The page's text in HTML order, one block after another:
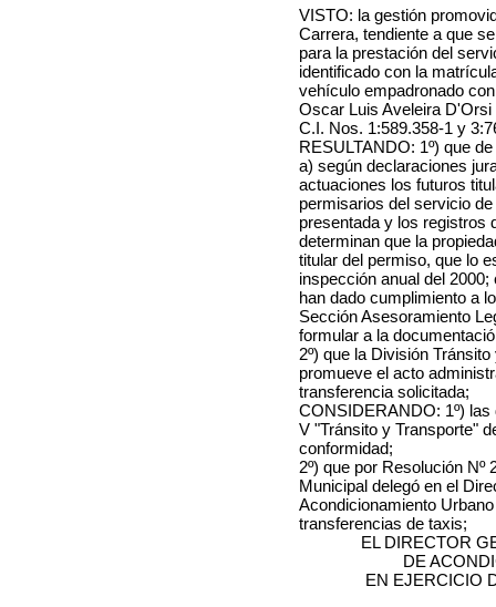
VISTO: la gestión
Carrera, tendiente a que
para la prestación del
identificado con la
vehículo empadronado
Oscar Luis Aveleira D'Orsi
C.I. Nos. 1:589.358-1 y
RESULTANDO: 1º) que
a) según declaraciones
actuaciones los futuros
permisarios del servicio
presentada y los registros
determinan que la
titular del permiso, que lo
inspección anual del
han dado cumplimiento a
Sección Asesoramiento
formular a la
2º) que la División
promueve el acto
transferencia solicitada;
CONSIDERANDO: 1º)
V "Tránsito y Transporte"
conformidad;
2º) que por Resolución Nº
Municipal delegó en el
Acondicionamiento
transferencias de taxis;
EL DIRECTOR
DE
EN EJERCICIO